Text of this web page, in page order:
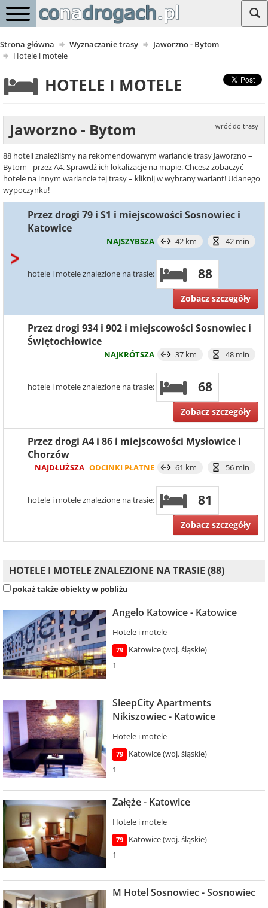
Strona główna Wyznaczanie trasy
Jaworzno - Bytom
Hotele i motele
HOTELE I MOTELE
Jaworzno - Bytom wróć do trasy
88 hoteli znaleźliśmy na rekomendowanym wariancie trasy Jaworzno –
Bytom - przez A4. Sprawdź ich lokalizacje na mapie. Chcesz zobaczyć
hotele na innym wariancie tej trasy – kliknij w wybrany wariant! Udanego
wypoczynku!
Przez drogi 79 i S1 i miejscowości Sosnowiec i
Katowice
NAJSZYBSZA 42 km 42 min
hotele i motele znalezione na trasie: 88
Zobacz szczegóły
Przez drogi 934 i 902 i miejscowości Sosnowiec i
Świętochłowice
NAJKRÓTSZA 37 km 48 min
hotele i motele znalezione na trasie: 68
Zobacz szczegóły
Przez drogi A4 i 86 i miejscowości Mysłowice i
Chorzów
NAJDŁUŻSZA ODCINKI PŁATNE 61 km 56 min
hotele i motele znalezione na trasie: 81
Zobacz szczegóły
HOTELE I MOTELE ZNALEZIONE NA TRASIE (88)
pokaż także obiekty w pobliżu
Angelo Katowice - Katowice
Hotele i motele
79
Katowice (woj. śląskie)
1
SleepCity Apartments
Nikiszowiec - Katowice
Hotele i motele
79
Katowice (woj. śląskie)
1
Załęże - Katowice
Hotele i motele
79
Katowice (woj. śląskie)
1
M Hotel Sosnowiec - Sosnowiec